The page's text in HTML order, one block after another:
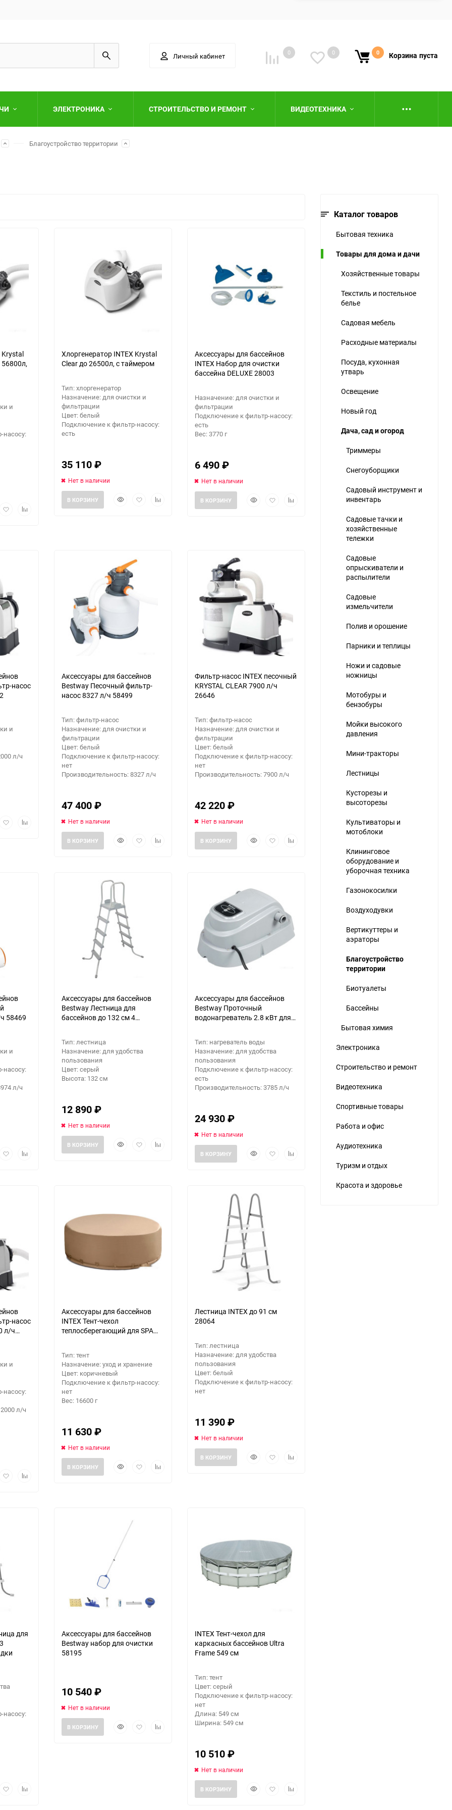
Личный кабинет 0 0 0 Корзина пуста
Выберите категорию
ЭЛЕКТРОНИКА СТРОИТЕЛЬСТВО И РЕМОНТ
Выберите категорию
ВИДЕОТЕХНИКА
Благоустройство территории
Krystal
56800л,
и
насосу:
ДобавитьДобавить
Хлоргенератор INTEX Krystal
Clear до 26500л, с таймером
Тип: хлоргенератор
Назначение: для очистки и
фильтрации
Цвет: белый
Подключение к фильтр-насосу:
есть
35 110₽
Нет в наличии
БыстрыйДобавитьДобавить
В КОРЗИНУ
Аксессуары для бассейнов
INTEX Набор для очистки
бассейна DELUXE 28003
Назначение: для очистки и
фильтрации
Подключение к фильтр-насосу:
есть
Вес: 3770 г
6 490₽
Нет в наличии
БыстрыйДобавитьДобавить
В КОРЗИНУ
насос
и
л/ч
ДобавитьДобавить
Аксессуары для бассейнов
Bestway Песочный фильтр-
насос 8327 л/ч 58499
Тип: фильтр-насос
Назначение: для очистки и
фильтрации
Цвет: белый
Подключение к фильтр-насосу:
нет
Производительность: 8327 л/ч
47 400₽
Нет в наличии
БыстрыйДобавитьДобавить
В КОРЗИНУ
Фильтр-насос INTEX песочный
KRYSTAL CLEAR 7900 л/ч
26646
Тип: фильтр-насос
Назначение: для очистки и
фильтрации
Цвет: белый
Подключение к фильтр-насосу:
нет
Производительность: 7900 л/ч
42 220₽
Нет в наличии
БыстрыйДобавитьДобавить
В КОРЗИНУ
58469
и
насосу:
л/ч
ДобавитьДобавить
Аксессуары для бассейнов
Bestway Лестница для
бассейнов до 132 см 4
Тип: лестница
Назначение: для удобства
пользования
Цвет: серый
Высота: 132 см
12 890₽
Нет в наличии
БыстрыйДобавитьДобавить
В КОРЗИНУ
еще 5 фото
Аксессуары для бассейнов
Bestway Проточный
водонагреватель 2.8 кВт для
Тип: нагреватель воды
Назначение: для удобства
пользования
Подключение к фильтр-насосу:
есть
Производительность: 3785 л/ч
24 930₽
Нет в наличии
БыстрыйДобавитьДобавить
В КОРЗИНУ
насос
л/ч
и
насосу:
л/ч
ДобавитьДобавить
Аксессуары для бассейнов
INTEX Тент-чехол
теплосберегающий для SPA
Тип: тент
Назначение: уход и хранение
Цвет: коричневый
Подключение к фильтр-насосу:
нет
Вес: 16600 г
11 630₽
Нет в наличии
БыстрыйДобавитьДобавить
В КОРЗИНУ
Лестница INTEX до 91 см
28064
Тип: лестница
Назначение: для удобства
пользования
Цвет: белый
Подключение к фильтр-насосу:
нет
11 390₽
Нет в наличии
БыстрыйДобавитьДобавить
В КОРЗИНУ
для
насосу:
ДобавитьДобавить
Аксессуары для бассейнов
Bestway набор для очистки
58195
10 540₽
Нет в наличии
БыстрыйДобавитьДобавить
В КОРЗИНУ
INTEX Тент-чехол для
каркасных бассейнов Ultra
Frame 549 см
Тип: тент
Цвет: серый
Подключение к фильтр-насосу:
нет
Длина: 549 см
Ширина: 549 см
10 510₽
Нет в наличии
БыстрыйДобавитьДобавить
В КОРЗИНУ
Каталог товаров
Бытовая техника
Товары для дома и дачи
Хозяйственные товары
Текстиль и постельное
белье
Садовая мебель
Расходные материалы
Посуда, кухонная
утварь
Освещение
Новый год
Дача, сад и огород
Триммеры
Снегоуборщики
Садовый инструмент и
инвентарь
Садовые тачки и
хозяйственные
тележки
Садовые
опрыскиватели и
распылители
Садовые
измельчители
Полив и орошение
Парники и теплицы
Ножи и садовые
ножницы
Мотобуры и
бензобуры
Мойки высокого
давления
Мини-тракторы
Лестницы
Кусторезы и
высоторезы
Культиваторы и
мотоблоки
Клининговое
оборудование и
уборочная техника
Газонокосилки
Воздуходувки
Вертикуттеры и
аэраторы
Благоустройство
территории
Биотуалеты
Бассейны
Бытовая химия
Электроника
Строительство и ремонт
Видеотехника
Спортивные товары
Работа и офис
Аудиотехника
Туризм и отдых
Красота и здоровье